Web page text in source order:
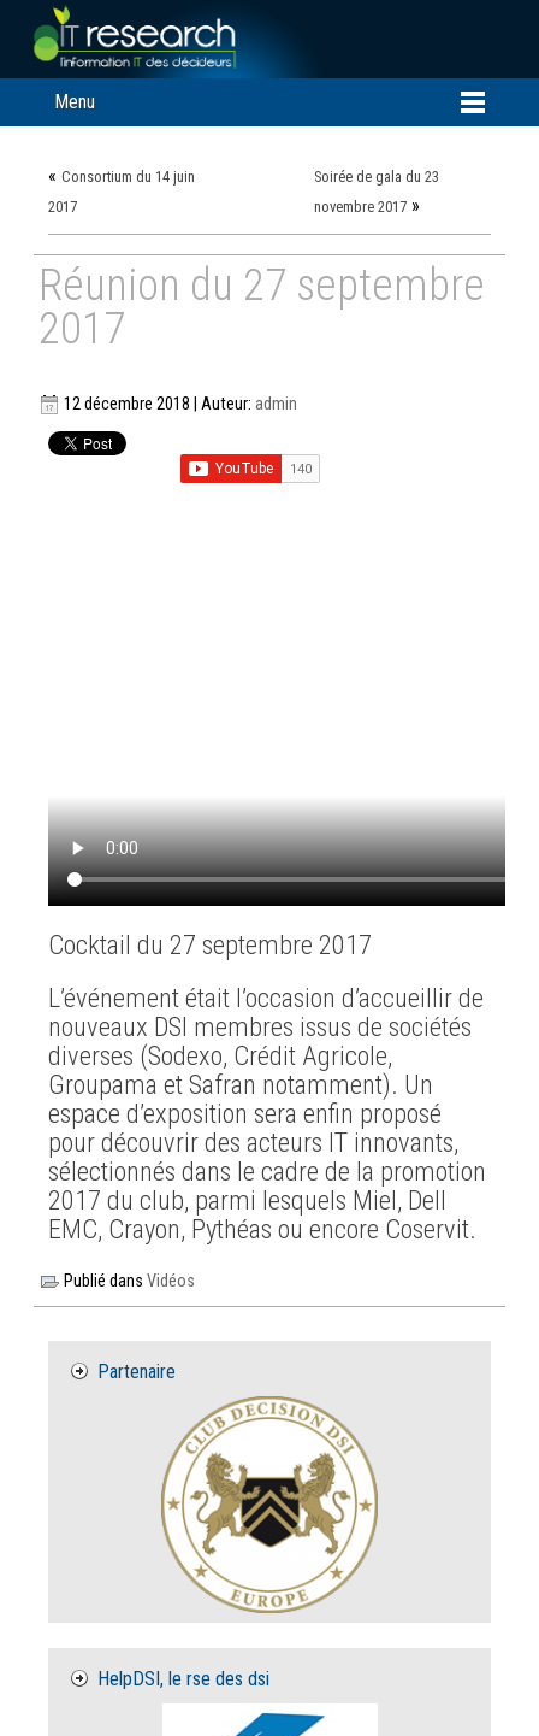
Menu
« Consortium du 14 juin
2017
Soirée de gala du 23
novembre 2017»
Réunion du 27 septembre
2017
12 décembre 2018 | Auteur:admin
Cocktail du 27 septembre 2017
L’événement était l’occasion d’accueillir de
nouveaux DSI membres issus de sociétés
diverses (Sodexo, Crédit Agricole,
Groupama et Safran notamment). Un
espace d’exposition sera enfin proposé
pour découvrir des acteurs IT innovants,
sélectionnés dans le cadre de la promotion
2017 du club, parmi lesquels Miel, Dell
EMC, Crayon, Pythéas ou encore Coservit.
Publié dansVidéos
Partenaire
HelpDSI, le rse des dsi